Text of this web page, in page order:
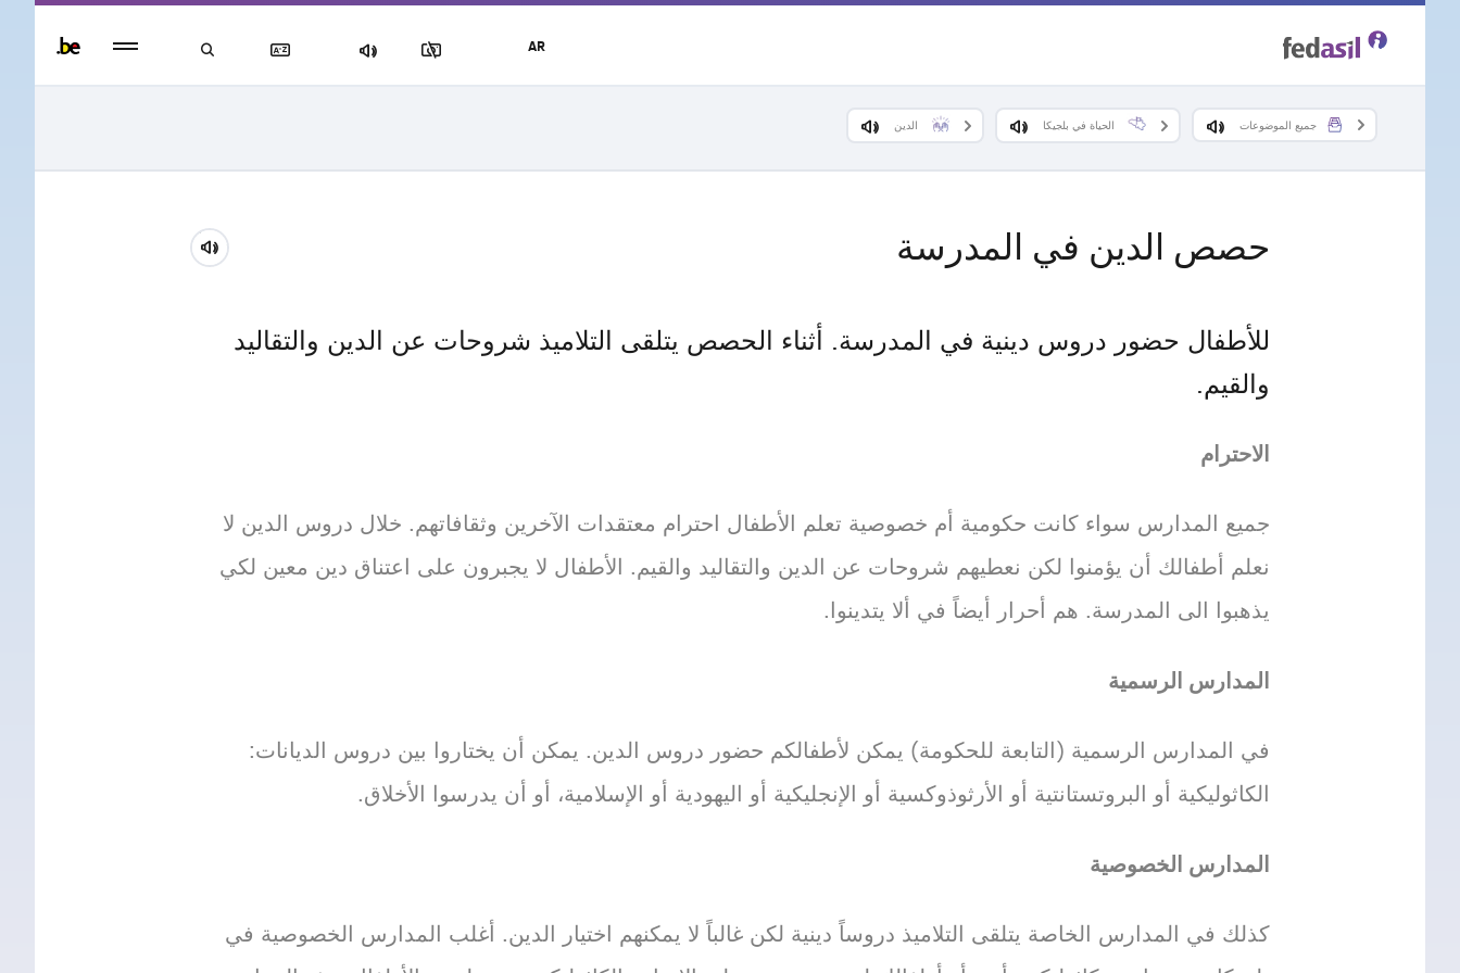
جميع الموضوعات الحياة في بلجيكا الدين
حصص الدين في المدرسة
للأطفال حضور دروس دينية في المدرسة. أثناء الحصص يتلقى التلاميذ شروحات عن الدين والتقاليد
والقيم.
الاحترام
جميع المدارس سواء كانت حكومية أم خصوصية تعلم الأطفال احترام معتقدات الآخرين وثقافاتهم. خلال دروس الدين لا
نعلم أطفالك أن يؤمنوا لكن نعطيهم شروحات عن الدين والتقاليد والقيم. الأطفال لا يجبرون على اعتناق دين معين لكي
يذهبوا الى المدرسة. هم أحرار أيضاً في ألا يتدينوا.
المدارس الرسمية
في المدارس الرسمية (التابعة للحكومة) يمكن لأطفالكم حضور دروس الدين. يمكن أن يختاروا بين دروس الديانات:
الكاثوليكية أو البروتستانتية أو الأرثوذوكسية أو الإنجليكية أو اليهودية أو الإسلامية، أو أن يدرسوا الأخلاق.
المدارس الخصوصية
كذلك في المدارس الخاصة يتلقى التلاميذ دروساً دينية لكن غالباً لا يمكنهم اختيار الدين. أغلب المدارس الخصوصية في
AR
footer